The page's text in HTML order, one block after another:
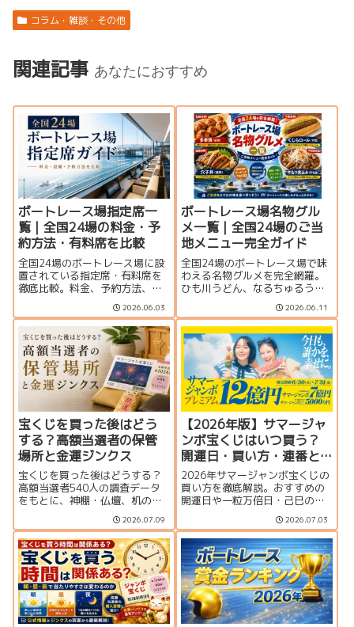
コラム・雑談・その他
関連記事 あなたにおすすめ
ボートレース場指定席一
覧｜全国24場の料金・予
約方法・有料席を比較
全国24場のボートレース場に設
置されている指定席・有料席を
徹底比較。料金、予約方法、個
室・グループ席の有無、サービ
ス内容を一覧で紹介します。豪
華なVIPルームから格安指定席ま
で、観戦スタイルに合った座席
選びに役立つ完全ガイドです。
2026.06.03
ボートレース場名物グル
メ一覧｜全国24場のご当
地メニュー完全ガイド
全国24場のボートレース場で味
わえる名物グルメを完全網羅。
ひも川うどん、なるちゅるうど
ん、多幸焼、くじらロールな
ど、ご当地メニューや編集部お
すすめランキングを紹介しま
す。
2026.06.11
宝くじを買った後はどう
する？高額当選者の保管
場所と金運ジンクス
宝くじを買った後はどうする？
高額当選者540人の調査データ
をもとに、神棚・仏壇、机の引
き出し、財布、冷蔵庫など実際
の保管場所を紹介。宝くじの置
き場所や購入後に試したい金運
ジンクス、当選確認から換金ま
での注意点も解説します。
2026.07.09
【2026年版】サマージャ
ンボ宝くじはいつ買う？
開運日・買い方・連番と
バラの違いを徹底解説
2026年サマージャンボ宝くじの
買い方を徹底解説。おすすめの
開運日や一粒万倍日・己巳の
日、連番とバラの違い、何枚買
うのがおすすめか、プレミア
ム・ミニとの比較、当せん確率
まで分かりやすく紹介します。
2026.07.03